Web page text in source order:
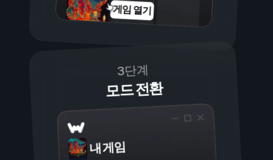
게임 열기
3단계
모드 전환
내 게임